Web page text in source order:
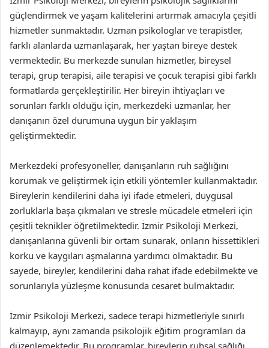
güçlendirmek ve yaşam kalitelerini artırmak amacıyla çeşitli
hizmetler sunmaktadır. Uzman psikologlar ve terapistler,
farklı alanlarda uzmanlaşarak, her yaştan bireye destek
vermektedir. Bu merkezde sunulan hizmetler, bireysel
terapi, grup terapisi, aile terapisi ve çocuk terapisi gibi farklı
formatlarda gerçekleştirilir. Her bireyin ihtiyaçları ve
sorunları farklı olduğu için, merkezdeki uzmanlar, her
danışanın özel durumuna uygun bir yaklaşım
geliştirmektedir.
Merkezdeki profesyoneller, danışanların ruh sağlığını
korumak ve geliştirmek için etkili yöntemler kullanmaktadır.
Bireylerin kendilerini daha iyi ifade etmeleri, duygusal
zorluklarla başa çıkmaları ve stresle mücadele etmeleri için
çeşitli teknikler öğretilmektedir. İzmir Psikoloji Merkezi,
danışanlarına güvenli bir ortam sunarak, onların hissettikleri
korku ve kaygıları aşmalarına yardımcı olmaktadır. Bu
sayede, bireyler, kendilerini daha rahat ifade edebilmekte ve
sorunlarıyla yüzleşme konusunda cesaret bulmaktadır.
İzmir Psikoloji Merkezi, sadece terapi hizmetleriyle sınırlı
kalmayıp, aynı zamanda psikolojik eğitim programları da
düzenlemektedir. Bu programlar, bireylerin ruhsal sağlığı